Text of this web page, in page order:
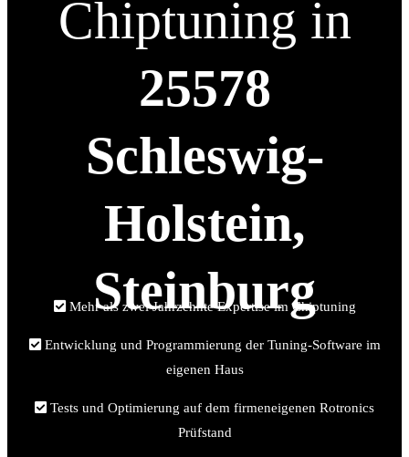
Chiptuning in
25578
Schleswig-
Holstein,
Steinburg
Mehr als zwei Jahrzehnte Expertise im Chiptuning
Entwicklung und Programmierung der Tuning-Software im
eigenen Haus
Tests und Optimierung auf dem firmeneigenen Rotronics
Prüfstand